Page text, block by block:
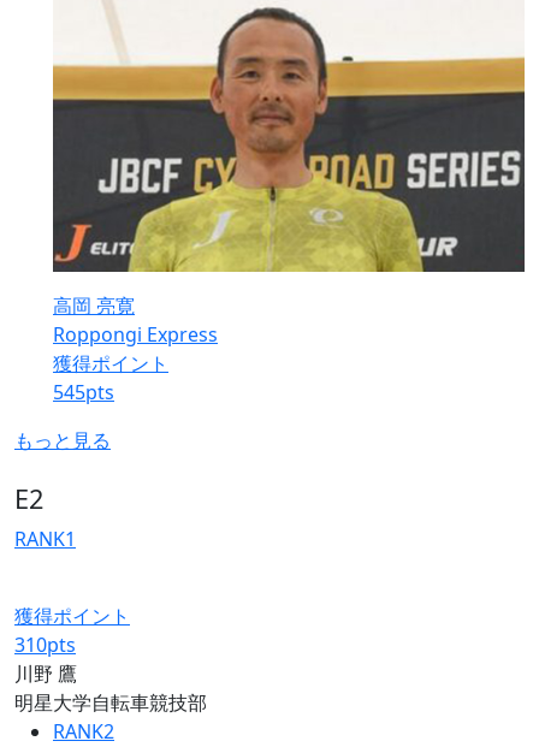
高岡 亮寛
Roppongi Express
獲得ポイント
545pts
もっと見る
E2
RANK1
獲得ポイント
310pts
川野 鷹
明星大学自転車競技部
RANK2